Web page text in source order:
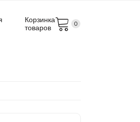
Корзинка
товаров
0